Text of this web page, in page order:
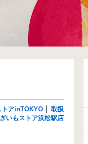
トアinTOKYO
取扱
いもストア浜松駅店